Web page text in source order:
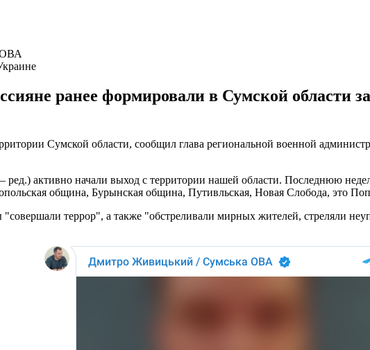
ранее формировали в Сумской области
Сумской области, сообщил глава региональной военной
ред.) активно начали выход с территории нашей области. Последнюю
община, Бурынская община, Путивльская, Новая Слобода, это
террор", а также "обстреливали мирных жителей, стреляли